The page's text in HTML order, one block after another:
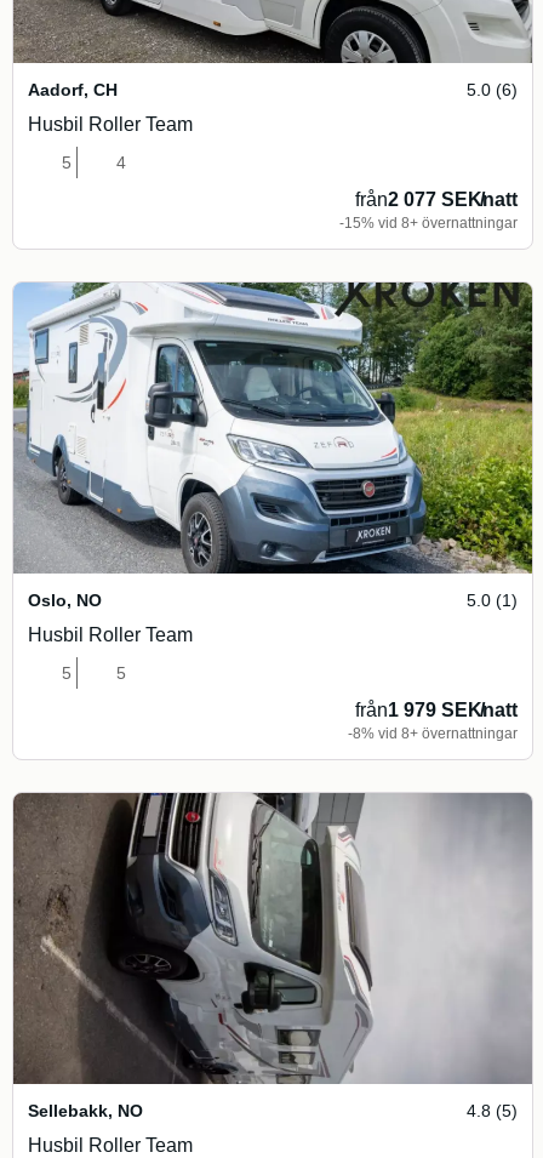
Aadorf, CH 5.0 (6)
Husbil Roller Team
5 4
från2 077 SEK/natt
-15% vid 8+ övernattningar
Oslo, NO 5.0 (1)
Husbil Roller Team
5 5
från1 979 SEK/natt
-8% vid 8+ övernattningar
Sellebakk, NO 4.8 (5)
Husbil Roller Team